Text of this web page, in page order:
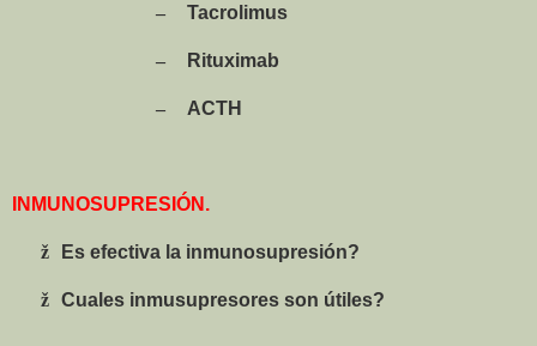
– Tacrolimus
– Rituximab
– ACTH
INMUNOSUPRESIÓN.
ž Es efectiva la inmunosupresión?
ž Cuales inmusupresores son útiles?